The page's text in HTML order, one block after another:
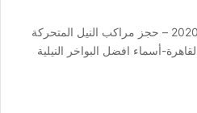
عروض المركب النيلية المتحركة 2020 – حجز مراكب النيل المتحركة
أسماء افضل البواخر النيلية